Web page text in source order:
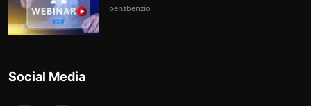
benzbenzio
Social Media